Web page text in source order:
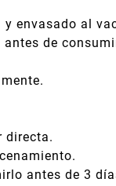
y envasado al
de
directa.
antes de 3